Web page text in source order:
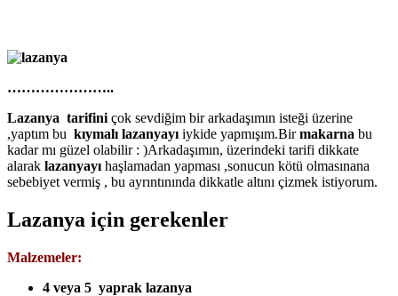
…………………..
Lazanya tarifini çok sevdiğim bir arkadaşımın isteği üzerine
,yaptım bu kıymalı lazanyayı iykide yapmışım.Birmakarna bu
kadar mı güzel olabilir : )Arkadaşımın, üzerindeki tarifi dikkate
alarak lazanyayı haşlamadan yapması ,sonucun kötü olmasınana
sebebiyet vermiş , bu ayrıntınında dikkatle altını çizmek istiyorum.
Lazanya için gerekenler
Malzemeler:
4 veya 5 yaprak lazanya